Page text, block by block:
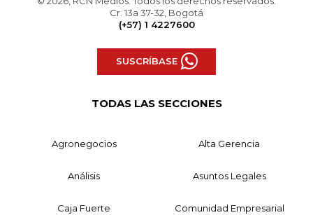
Cr. 13a 37-32, Bogotá
(+57) 1 4227600
SUSCRÍBASE
TODAS LAS SECCIONES
Agronegocios Alta Gerencia
Análisis Asuntos Legales
Caja Fuerte Comunidad Empresarial